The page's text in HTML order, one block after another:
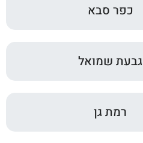
כפר סבא
גבעת שמואל
רמת גן